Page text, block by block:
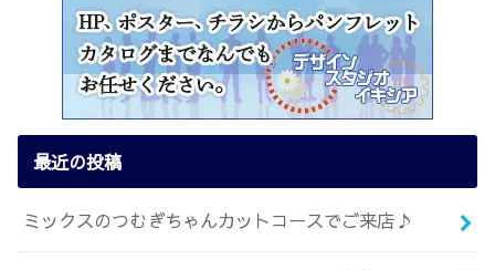
最近の投稿
ミックスのつむぎちゃんカットコースでご来店♪